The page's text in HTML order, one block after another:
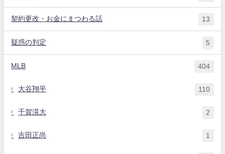
契約更改・お金にまつわる話 13
疑惑の判定 5
MLB 404
大谷翔平 110
千賀滉大 2
吉田正尚 1